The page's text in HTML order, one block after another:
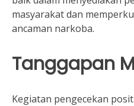
masyarakat dan
ancaman narkoba.
Tanggapan
Kegiatan pengecekan